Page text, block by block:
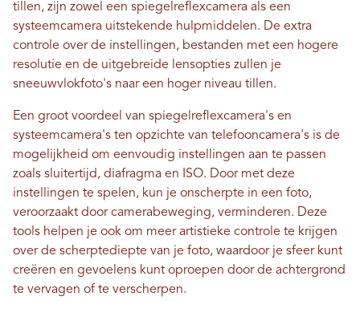
tillen, zijn zowel een spiegelreflexcamera als een
systeemcamera uitstekende hulpmiddelen. De extra
controle over de instellingen, bestanden met een hogere
resolutie en de uitgebreide lensopties zullen je
sneeuwvlokfoto's naar een hoger niveau tillen.
Een groot voordeel van spiegelreflexcamera's en
systeemcamera's ten opzichte van telefooncamera's is de
mogelijkheid om eenvoudig instellingen aan te passen
zoals sluitertijd, diafragma en ISO. Door met deze
instellingen te spelen, kun je onscherpte in een foto,
veroorzaakt door camerabeweging, verminderen. Deze
tools helpen je ook om meer artistieke controle te krijgen
over de scherptediepte van je foto, waardoor je sfeer kunt
creëren en gevoelens kunt oproepen door de achtergrond
te vervagen of te verscherpen.